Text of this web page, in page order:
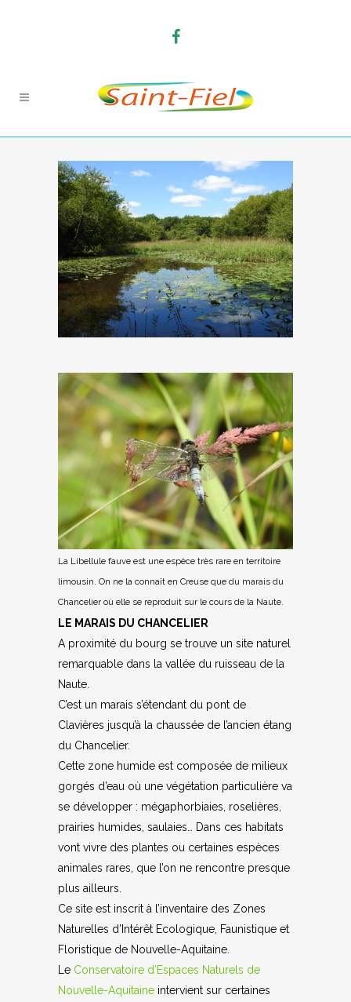
La Libellule fauve est une espèce très rare en territoire
limousin. On ne la connaît en Creuse que du marais du
Chancelier où elle se reproduit sur le cours de la Naute.
LE MARAIS DU CHANCELIER
A proximité du bourg se trouve un site naturel
remarquable dans la vallée du ruisseau de la
Naute.
C’est un marais s’étendant du pont de
Clavières jusqu’à la chaussée de l’ancien étang
du Chancelier.
Cette zone humide est composée de milieux
gorgés d’eau où une végétation particulière va
se développer : mégaphorbiaies, roselières,
prairies humides, saulaies… Dans ces habitats
vont vivre des plantes ou certaines espèces
animales rares, que l’on ne rencontre presque
plus ailleurs.
Ce site est inscrit à l’inventaire des Zones
Naturelles d’Intérêt Ecologique, Faunistique et
Floristique de Nouvelle-Aquitaine.
Le Conservatoire d’Espaces Naturels de
Nouvelle-Aquitaine intervient sur certaines